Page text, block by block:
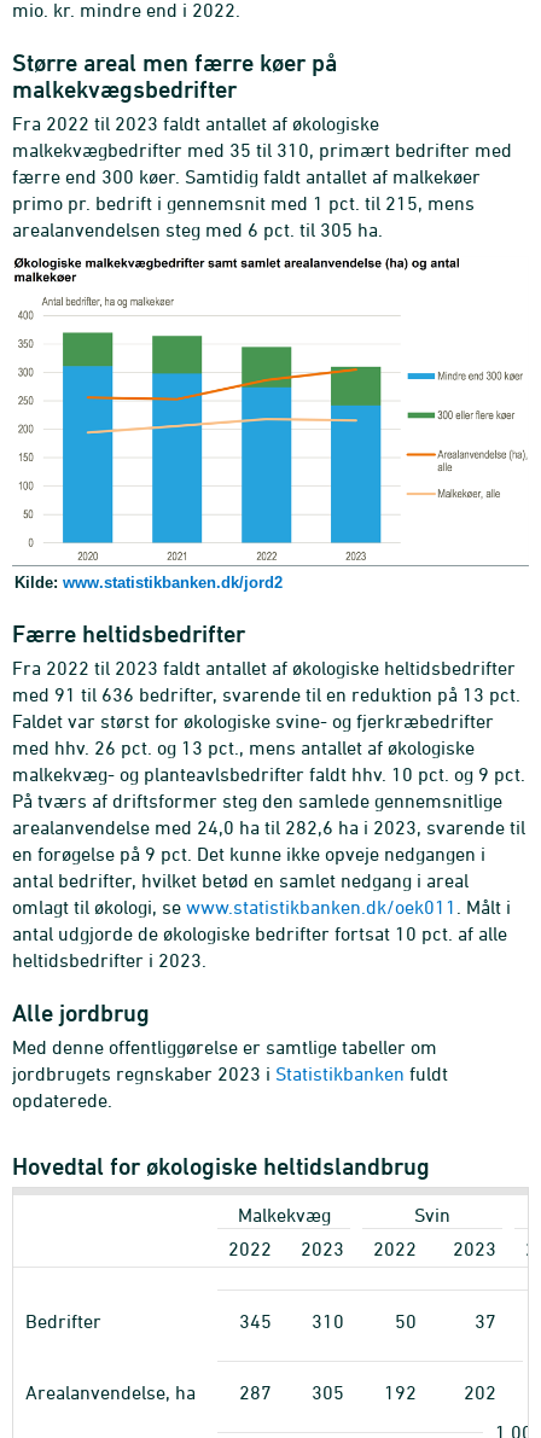
mio. kr. mindre end i 2022.
Større areal men færre køer på
malkekvægsbedrifter
Fra 2022 til 2023 faldt antallet af økologiske
malkekvægbedrifter med 35 til 310, primært bedrifter med
færre end 300 køer. Samtidig faldt antallet af malkekøer
primo pr. bedrift i gennemsnit med 1 pct. til 215, mens
arealanvendelsen steg med 6 pct. til 305 ha.
Kilde: www.statistikbanken.dk/jord2
Færre heltidsbedrifter
Fra 2022 til 2023 faldt antallet af økologiske heltidsbedrifter
med 91 til 636 bedrifter, svarende til en reduktion på 13 pct.
Faldet var størst for økologiske svine- og fjerkræbedrifter
med hhv. 26 pct. og 13 pct., mens antallet af økologiske
malkekvæg- og planteavlsbedrifter faldt hhv. 10 pct. og 9 pct.
På tværs af driftsformer steg den samlede gennemsnitlige
arealanvendelse med 24,0 ha til 282,6 ha i 2023, svarende til
en forøgelse på 9 pct. Det kunne ikke opveje nedgangen i
antal bedrifter, hvilket betød en samlet nedgang i areal
omlagt til økologi, se www.statistikbanken.dk/oek011
. Målt i
antal udgjorde de økologiske bedrifter fortsat 10 pct. af alle
heltidsbedrifter i 2023.
Alle jordbrug
Med denne offentliggørelse er samtlige tabeller om
jordbrugets regnskaber 2023 i Statistikbanken fuldt
opdaterede.
Hovedtal for økologiske heltidslandbrug
Malkekvæg
Svin
2022
2023 2022 2023
Bedrifter 345 310 50
37
Arealanvendelse, ha
287 305 192
202